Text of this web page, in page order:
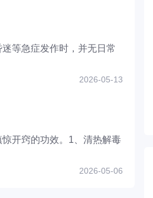
等急症发作时，并无日常
2026-05-13
开窍的功效。1、清热解毒
2026-05-06